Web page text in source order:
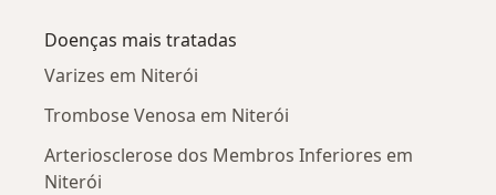
Doenças mais tratadas
Varizes em Niterói
Trombose Venosa em Niterói
Arteriosclerose dos Membros Inferiores em
Niterói